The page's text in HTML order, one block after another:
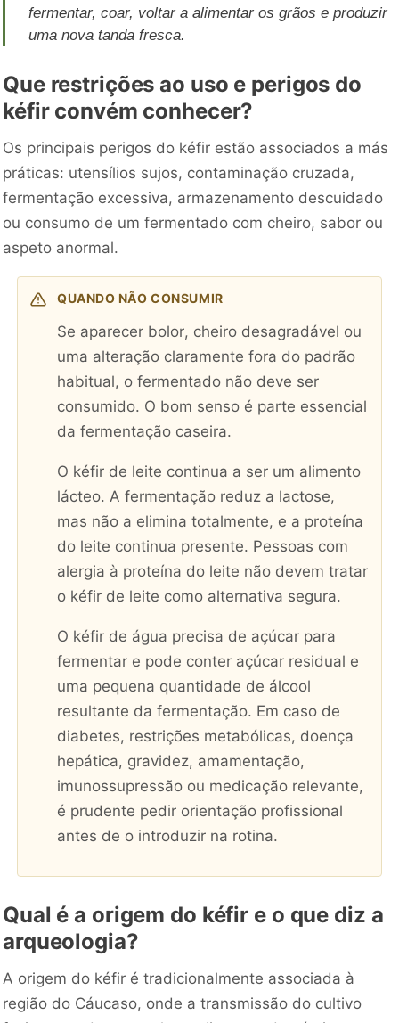
fermentar, coar, voltar a alimentar os grãos e produzir
uma nova tanda fresca.
Que restrições ao uso e perigos do
kéfir convém conhecer?
Os principais perigos do kéfir estão associados a más
práticas: utensílios sujos, contaminação cruzada,
fermentação excessiva, armazenamento descuidado
ou consumo de um fermentado com cheiro, sabor ou
aspeto anormal.
QUANDO NÃO CONSUMIR
Se aparecer bolor, cheiro desagradável ou
uma alteração claramente fora do padrão
habitual, o fermentado não deve ser
consumido. O bom senso é parte essencial
da fermentação caseira.
O kéfir de leite continua a ser um alimento
lácteo. A fermentação reduz a lactose,
mas não a elimina totalmente, e a proteína
do leite continua presente. Pessoas com
alergia à proteína do leite não devem tratar
o kéfir de leite como alternativa segura.
O kéfir de água precisa de açúcar para
fermentar e pode conter açúcar residual e
uma pequena quantidade de álcool
resultante da fermentação. Em caso de
diabetes, restrições metabólicas, doença
hepática, gravidez, amamentação,
imunossupressão ou medicação relevante,
é prudente pedir orientação profissional
antes de o introduzir na rotina.
Qual é a origem do kéfir e o que diz a
arqueologia?
A origem do kéfir é tradicionalmente associada à
região do Cáucaso, onde a transmissão do cultivo